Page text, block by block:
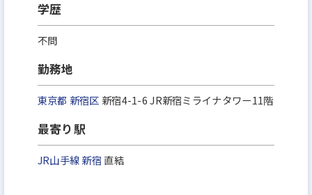
学歴
不問
勤務地
東京都 新宿区 新宿4-1-6 JR新宿ミライナタワー11階
最寄り駅
JR山手線新宿 直結